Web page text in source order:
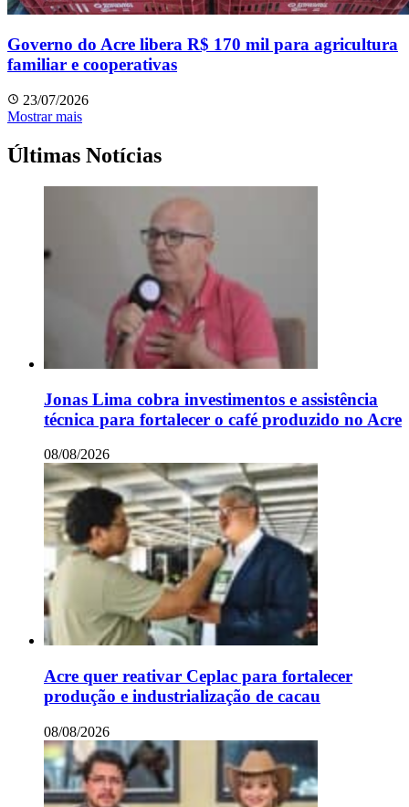
Governo do Acre libera R$ 170 mil para agricultura
familiar e cooperativas
23/07/2026
Mostrar mais
Últimas Notícias
Jonas Lima cobra investimentos e assistência
técnica para fortalecer o café produzido no Acre
08/08/2026
Acre quer reativar Ceplac para fortalecer
produção e industrialização de cacau
08/08/2026